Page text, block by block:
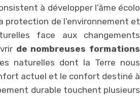
à développer l’âme écolo
protection de l’environnement et
face aux changements
de nombreuses formations
naturelles dont la Terre nous
actuel et le confort destiné à
durable touchent plusieurs